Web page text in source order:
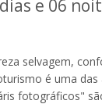
e 06
selvagem,
é uma das
fotográficos"